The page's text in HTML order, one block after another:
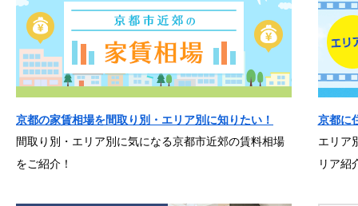
京都の家賃相場を間取り別・エリア別に知りたい！
間取り別・エリア別に気になる京都市近郊の賃料相場
をご紹介！
京都に
エリア
リア紹